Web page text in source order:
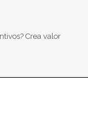
Crea valor